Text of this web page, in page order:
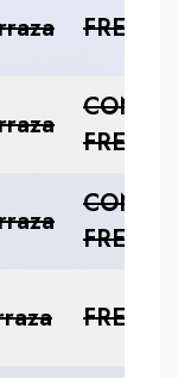
FRENTE
FRENTE
FRENTE
FRENTE